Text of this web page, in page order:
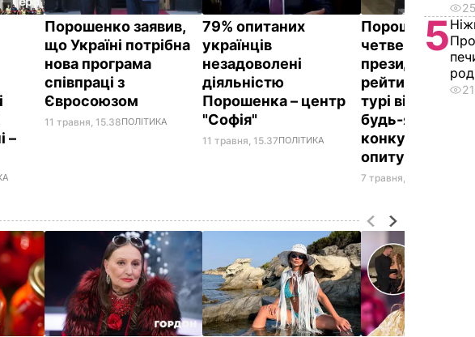
–
Порошенко заявив,
що Україні потрібна
нова програма
співпраці з
Євросоюзом
11 травня, 15.38ПОЛІТИКА
79% опитаних
українців
незадоволені
діяльністю
Порошенка – центр
"Софія"
11 травня, 15.37ПОЛІТИКА
Порошенко –
четвертому
рейтингу, у
турі він програв
будь-якому з
конкурентів –
опитування
7 травня, 15.54
5